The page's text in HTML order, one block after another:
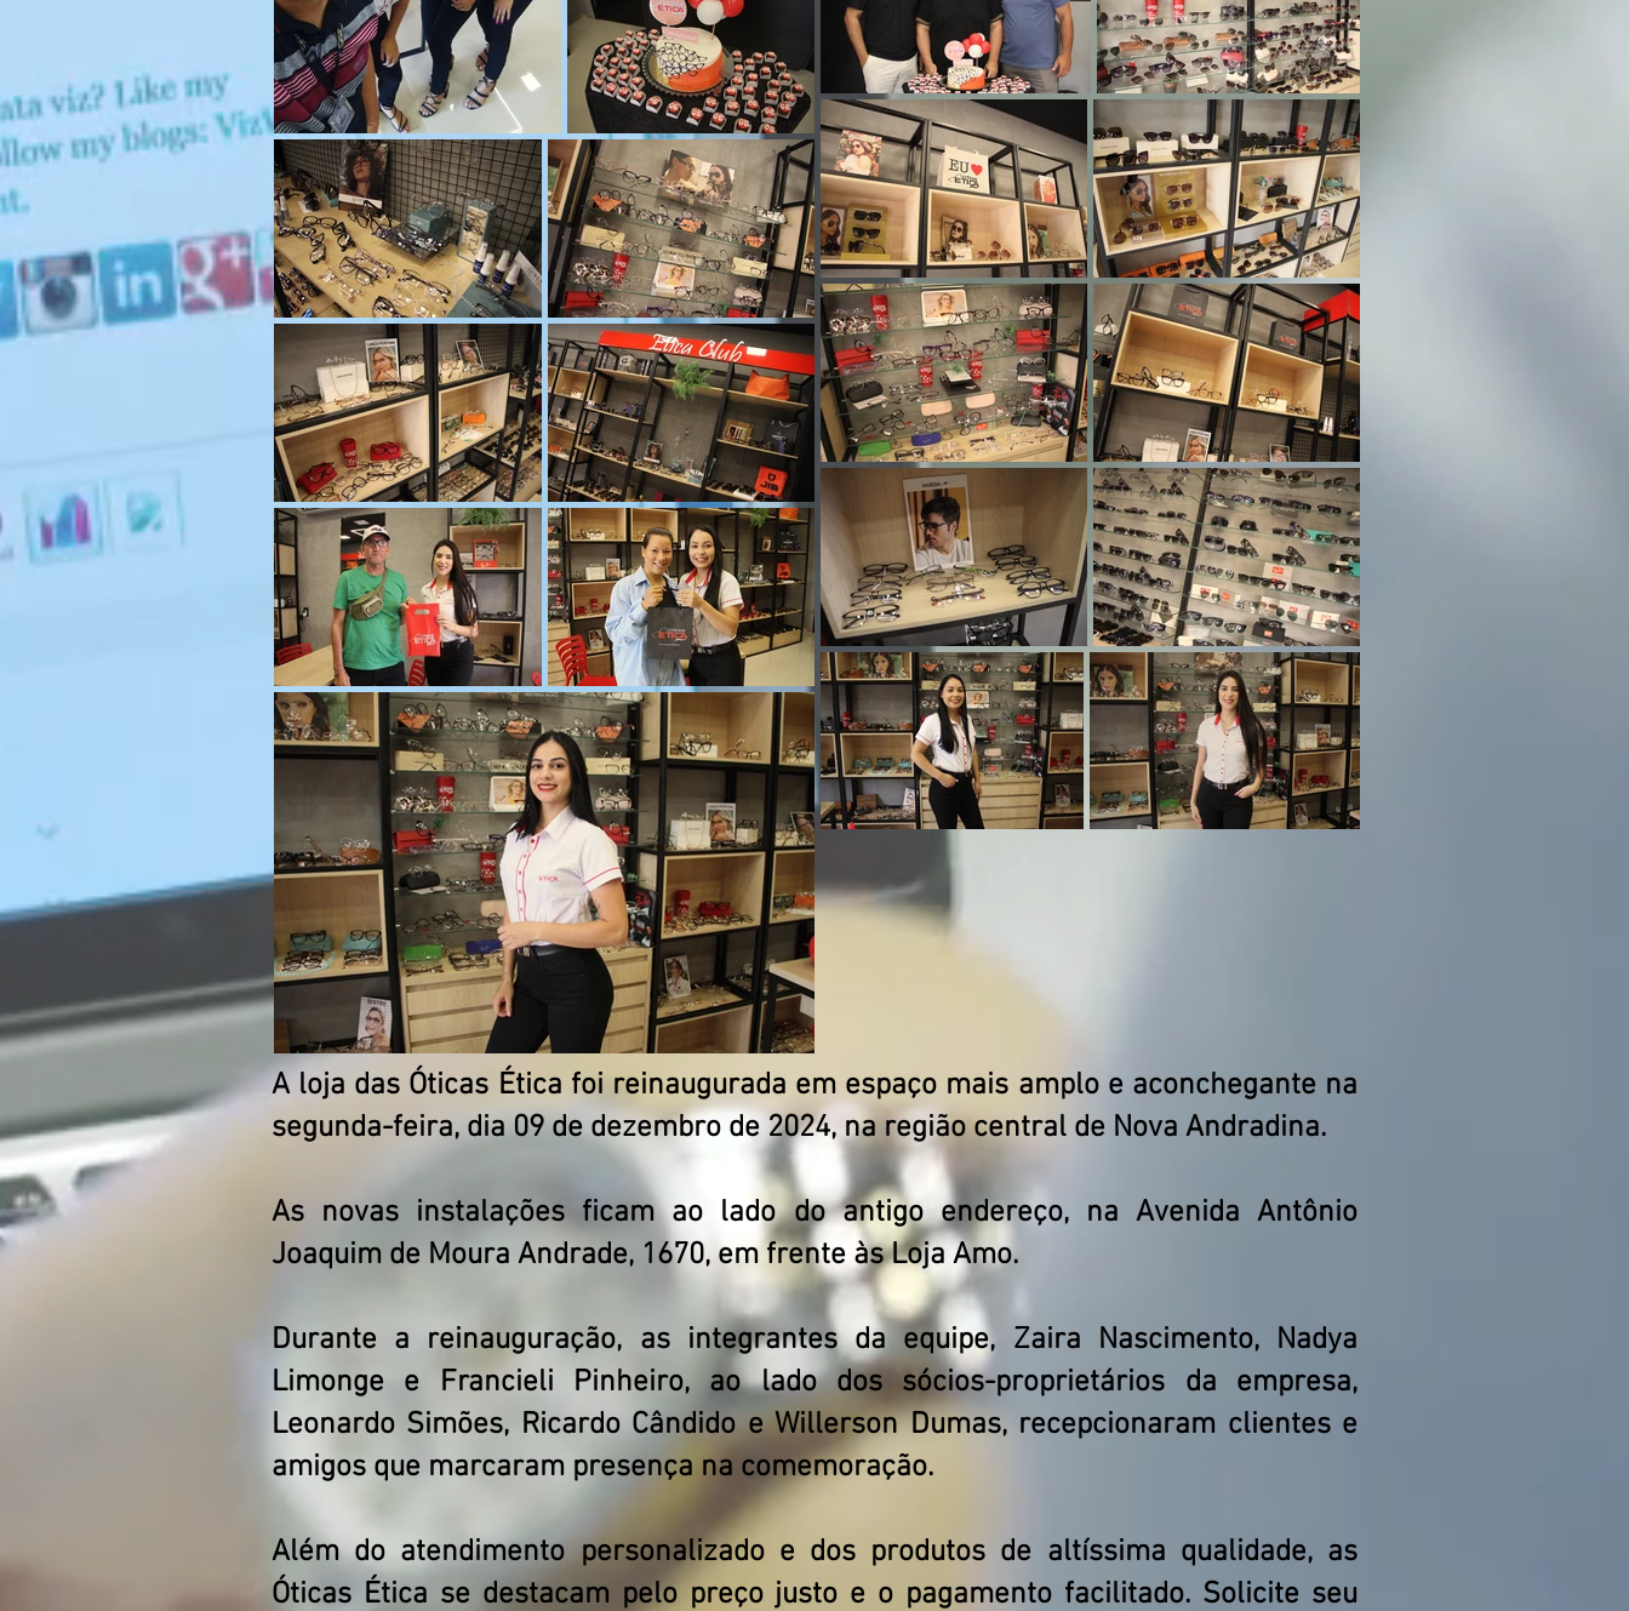
A loja das Óticas Ética foi reinaugurada em espaço mais amplo e aconchegante na
segunda-feira, dia 09 de dezembro de 2024, na região central de Nova Andradina.
As novas instalações ficam ao lado do antigo endereço, na Avenida Antônio
Joaquim de Moura Andrade, 1670, em frente às Loja Amo.
Durante a reinauguração, as integrantes da equipe, Zaira Nascimento, Nadya
Limonge e Francieli Pinheiro, ao lado dos sócios-proprietários da empresa,
Leonardo Simões, Ricardo Cândido e Willerson Dumas, recepcionaram clientes e
amigos que marcaram presença na comemoração.
Além do atendimento personalizado e dos produtos de altíssima qualidade, as
Óticas Ética se destacam pelo preço justo e o pagamento facilitado. Solicite seu